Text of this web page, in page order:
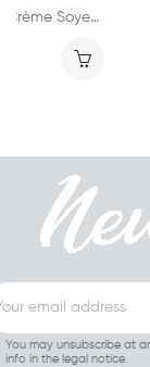
Lierac Premium La Crème Soyeuse 50ml
You may unsubscribe at
info in the legal notice.